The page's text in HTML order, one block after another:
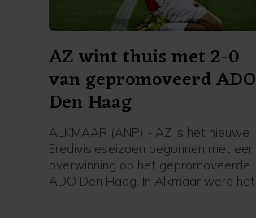
AZ wint thuis met 2-0
van gepromoveerd ADO
Den Haag
ALKMAAR (ANP) - AZ is het nieuwe
Eredivisieseizoen begonnen met een
overwinning op het gepromoveerde
ADO Den Haag. In Alkmaar werd het